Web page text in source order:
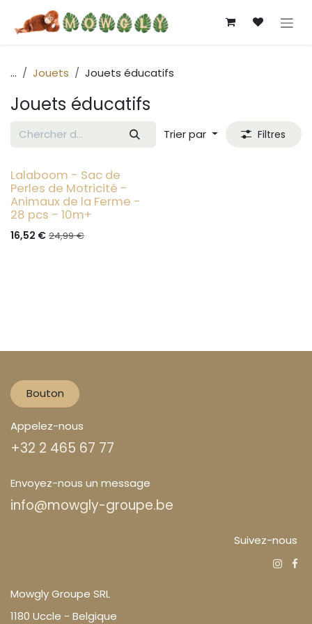
Se rendre au contenu
... Jouets Jouets éducatifs
Jouets éducatifs
Trier par Filtres
- 20%
Lalaboom - Sac de
Perles de Motricité -
Animaux de la Ferme -
28 pcs - 10m+
16,52 € 24,99€
Bouton
Appelez-nous
+32 2 465 67 77
Envoyez-nous un message
info@mowgly-groupe.be
Suivez-nous
Mowgly Groupe SRL
1180 Uccle - Belgique